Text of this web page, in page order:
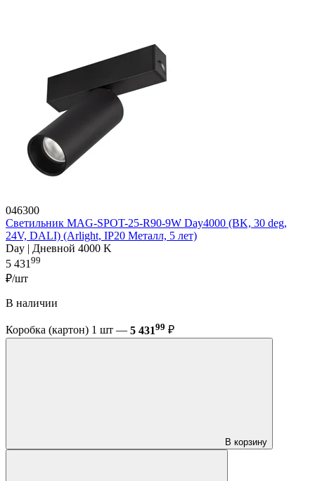
046300
Светильник MAG-SPOT-25-R90-9W Day4000 (BK, 30 deg,
24V, DALI) (Arlight, IP20 Металл, 5 лет)
Day | Дневной 4000 K
5 431 99
₽/шт
В наличии
Коробка (картон) 1 шт — 5 43199 ₽
В корзину